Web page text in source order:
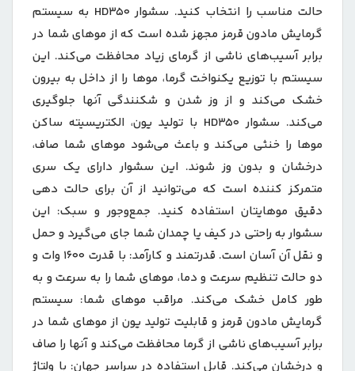
حالت مناسب را انتخاب کنید. سشوار HD350 به سیستم
گرمایش مادون قرمز مجهز شده است که از موهای شما در
برابر آسیب‌های ناشی از گرمای زیاد محافظت می‌کند. این
سیستم با توزیع یکنواخت گرما، موها را از داخل به بیرون
خشک می‌کند و از وز شدن و شکنندگی آنها جلوگیری
می‌کند. سشوار HD350 با تولید یون، الکتریسیته ساکن
موها را خنثی می‌کند و باعث می‌شود موهای شما صاف،
درخشان و بدون وز شوند. این سشوار دارای یک سری
متمرکز کننده است که می‌توانید از آن برای حالت دهی
دقیق موهایتان استفاده کنید. جمع‌وجور و سبک: این
سشوار به راحتی در کیف یا چمدان شما جای می‌گیرد و حمل
و نقل آن آسان است. قدرتمند و کارآمد: با قدرت 1600 وات و
دو حالت تنظیم سرعت و دما، موهای شما را به سرعت و به
طور کامل خشک می‌کند. مراقب موهای شما: سیستم
گرمایش مادون قرمز و قابلیت تولید یون از موهای شما در
برابر آسیب‌های ناشی از گرما محافظت می‌کند و آنها را صاف
و درخشان می‌کند. قابل استفاده در سراسر جهان: با ولتاژ